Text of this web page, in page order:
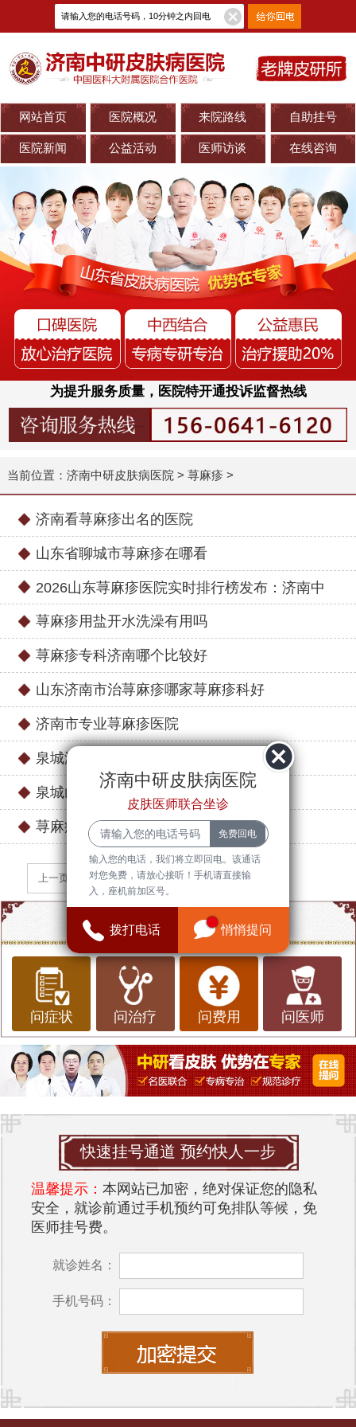
网站首页 医院概况 来院路线 自助挂号
医院新闻 公益活动 医师访谈 在线咨询
为提升服务质量，医院特开通投诉监督热线
当前位置： 济南中研皮肤病医院 > 荨麻疹 >
济南看荨麻疹出名的医院
山东省聊城市荨麻疹在哪看
2026山东荨麻疹医院实时排行榜发布：济南中
荨麻疹用盐开水洗澡有用吗
荨麻疹专科济南哪个比较好
山东济南市治荨麻疹哪家荨麻疹科好
济南市专业荨麻疹医院
泉城济南专业看荨麻疹医院
泉城山东省济南治疗荨麻疹哪家医院好
荨麻疹暗示身体哪里出问题了小孩子
上一页 下一页
点一点，知道更多信息
问症状 问治疗 问费用 问医师
快速挂号通道 预约快人一步
温馨提示： 本网站已加密，绝对保证您的隐私
安全，就诊前通过手机预约可免排队等候，免
医师挂号费。
就诊姓名：
手机号码：
济南中研皮肤病医院
皮肤医师联合坐诊
输入您的电话，我们将立即回电。该通话
对您免费，请放心接听！手机请直接输
入，座机前加区号。
拨打电话 悄悄提问